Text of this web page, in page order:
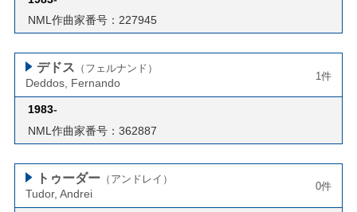
NML作曲家番号：227945
デドス （フェルナンド）
Deddos, Fernando
1件
1983-
NML作曲家番号：362887
トゥーダー （アンドレイ）
Tudor, Andrei
0件